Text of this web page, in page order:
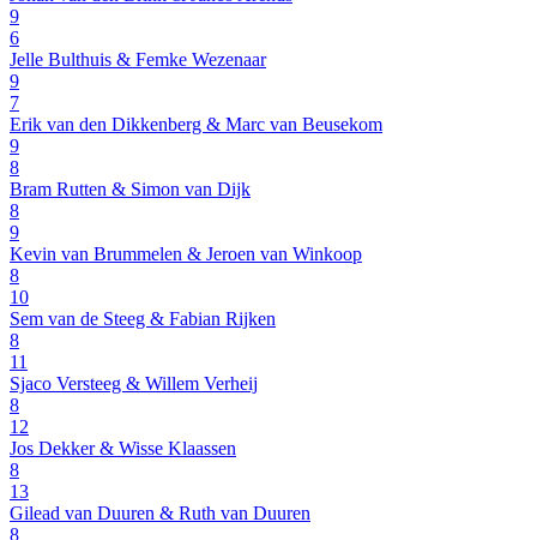
9
6
Jelle Bulthuis & Femke Wezenaar
9
7
Erik van den Dikkenberg & Marc van Beusekom
9
8
Bram Rutten & Simon van Dijk
8
9
Kevin van Brummelen & Jeroen van Winkoop
8
10
Sem van de Steeg & Fabian Rijken
8
11
Sjaco Versteeg & Willem Verheij
8
12
Jos Dekker & Wisse Klaassen
8
13
Gilead van Duuren & Ruth van Duuren
8